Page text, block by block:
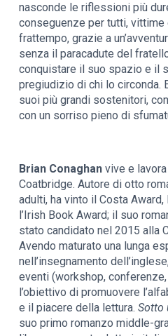
nasconde le riflessioni più
conseguenze per tutti, vittime
frattempo, grazie a
senza il paracadute del
conquistare il suo spazio e il
pregiudizio di chi lo circonda.
suoi più grandi sostenitori,
con un sorriso pieno di
Brian Conaghan vive e
Coatbridge. Autore di otto
adulti, ha vinto il Costa Award,
l’Irish Book Award; il suo
stato candidato nel 2015 alla
Avendo maturato una lunga
nell’insegnamento
eventi (workshop,
l’obiettivo di promuovere
e il piacere della lettura.Sotto
suo primo romanzo middle-